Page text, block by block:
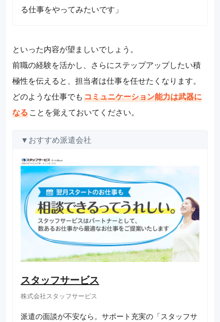
る仕事をやってみたいです」
といった内容が望ましいでしょう。
前職の経験を活かし、さらにステップアップしたい積
極性を伝えると、担当者は仕事を任せたくなります。
どのような仕事でもコミュニケーション能力は武器に
なることを覚えておいてください。
▼おすすめ派遣会社
スタッフサービス
株式会社スタッフサービス
派遣の面談が不安なら。サポート充実の「スタッフサ